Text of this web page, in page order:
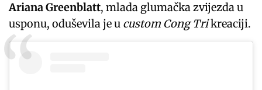
Ariana Greenblatt, mlada glumačka zvijezda u
usponu, oduševila je u custom Cong Trikreaciji.